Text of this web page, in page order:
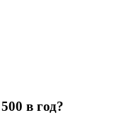
в год?